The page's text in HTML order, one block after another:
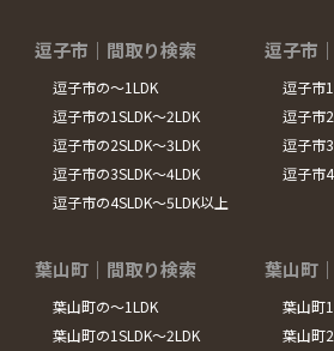
逗子市｜間取り検索
逗子市の～1LDK
逗子市の1SLDK～2LDK
逗子市の2SLDK～3LDK
逗子市の3SLDK～4LDK
逗子市の4SLDK～5LDK以上
逗子市
逗子市
逗子市
逗子市
逗子市
葉山町｜間取り検索
葉山町の～1LDK
葉山町の1SLDK～2LDK
葉山町
葉山町
葉山町